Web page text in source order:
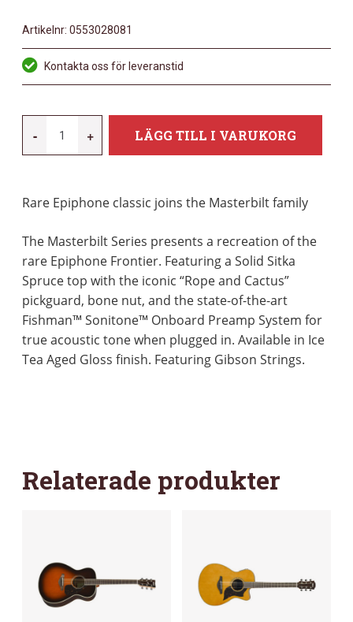
Artikelnr: 0553028081
Kontakta oss för leveranstid
-
MASTERBILT
TEA
GLOSS
MÄNGD
+ LÄGG TILL I VARUKORG
Rare Epiphone classic joins the Masterbilt family
The Masterbilt Series presents a recreation of the
rare Epiphone Frontier. Featuring a Solid Sitka
Spruce top with the iconic “Rope and Cactus”
pickguard, bone nut, and the state-of-the-art
Fishman™ Sonitone™ Onboard Preamp System for
true acoustic tone when plugged in. Available in Ice
Tea Aged Gloss finish. Featuring Gibson Strings.
Relaterade produkter